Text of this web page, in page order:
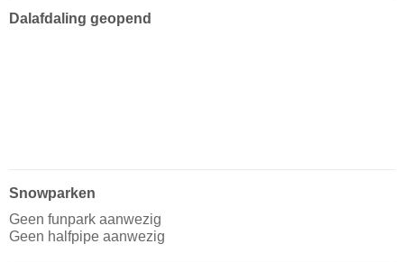
Dalafdaling geopend
Snowparken
Geen funpark aanwezig
Geen halfpipe aanwezig